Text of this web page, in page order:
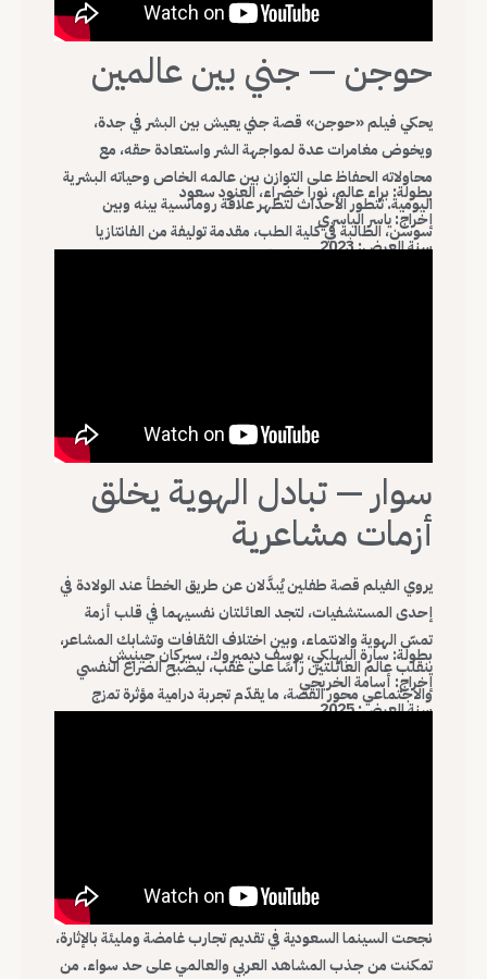
حوجن — جني بين عالمين
يحكي فيلم «حوجن» قصة جني يعيش بين البشر في جدة،
ويخوض مغامرات عدة لمواجهة الشر واستعادة حقه، مع
محاولاته الحفاظ على التوازن بين عالمه الخاص وحياته البشرية
اليومية. تتطور الأحداث لتظهر علاقة رومانسية بينه وبين
سوسن، الطالبة في كلية الطب، مقدمة توليفة من الفانتازيا
بطولة: براء عالم، نورا خضراء، العنود سعود
إخراج: ياسر الياسري
سنة العرض: 2023
سوار — تبادل الهوية يخلق
أزمات مشاعرية
يروي الفيلم قصة طفلين يُبدَّلان عن طريق الخطأ عند الولادة في
إحدى المستشفيات، لتجد العائلتان نفسيهما في قلب أزمة
تمسّ الهوية والانتماء، وبين اختلاف الثقافات وتشابك المشاعر،
ينقلب عالم العائلتين رأسًا على عقب، ليصبح الصراع النفسي
والاجتماعي محور القصة، ما يقدّم تجربة درامية مؤثرة تمزج
بطولة: سارة البهلكي، يوسف ديميروك، سيركان جينيش
إخراج: أسامة الخريجي
سنة العرض: 2025
نجحت السينما السعودية في تقديم تجارب غامضة ومليئة بالإثارة،
تمكنت من جذب المشاهد العربي والعالمي على حد سواء. من